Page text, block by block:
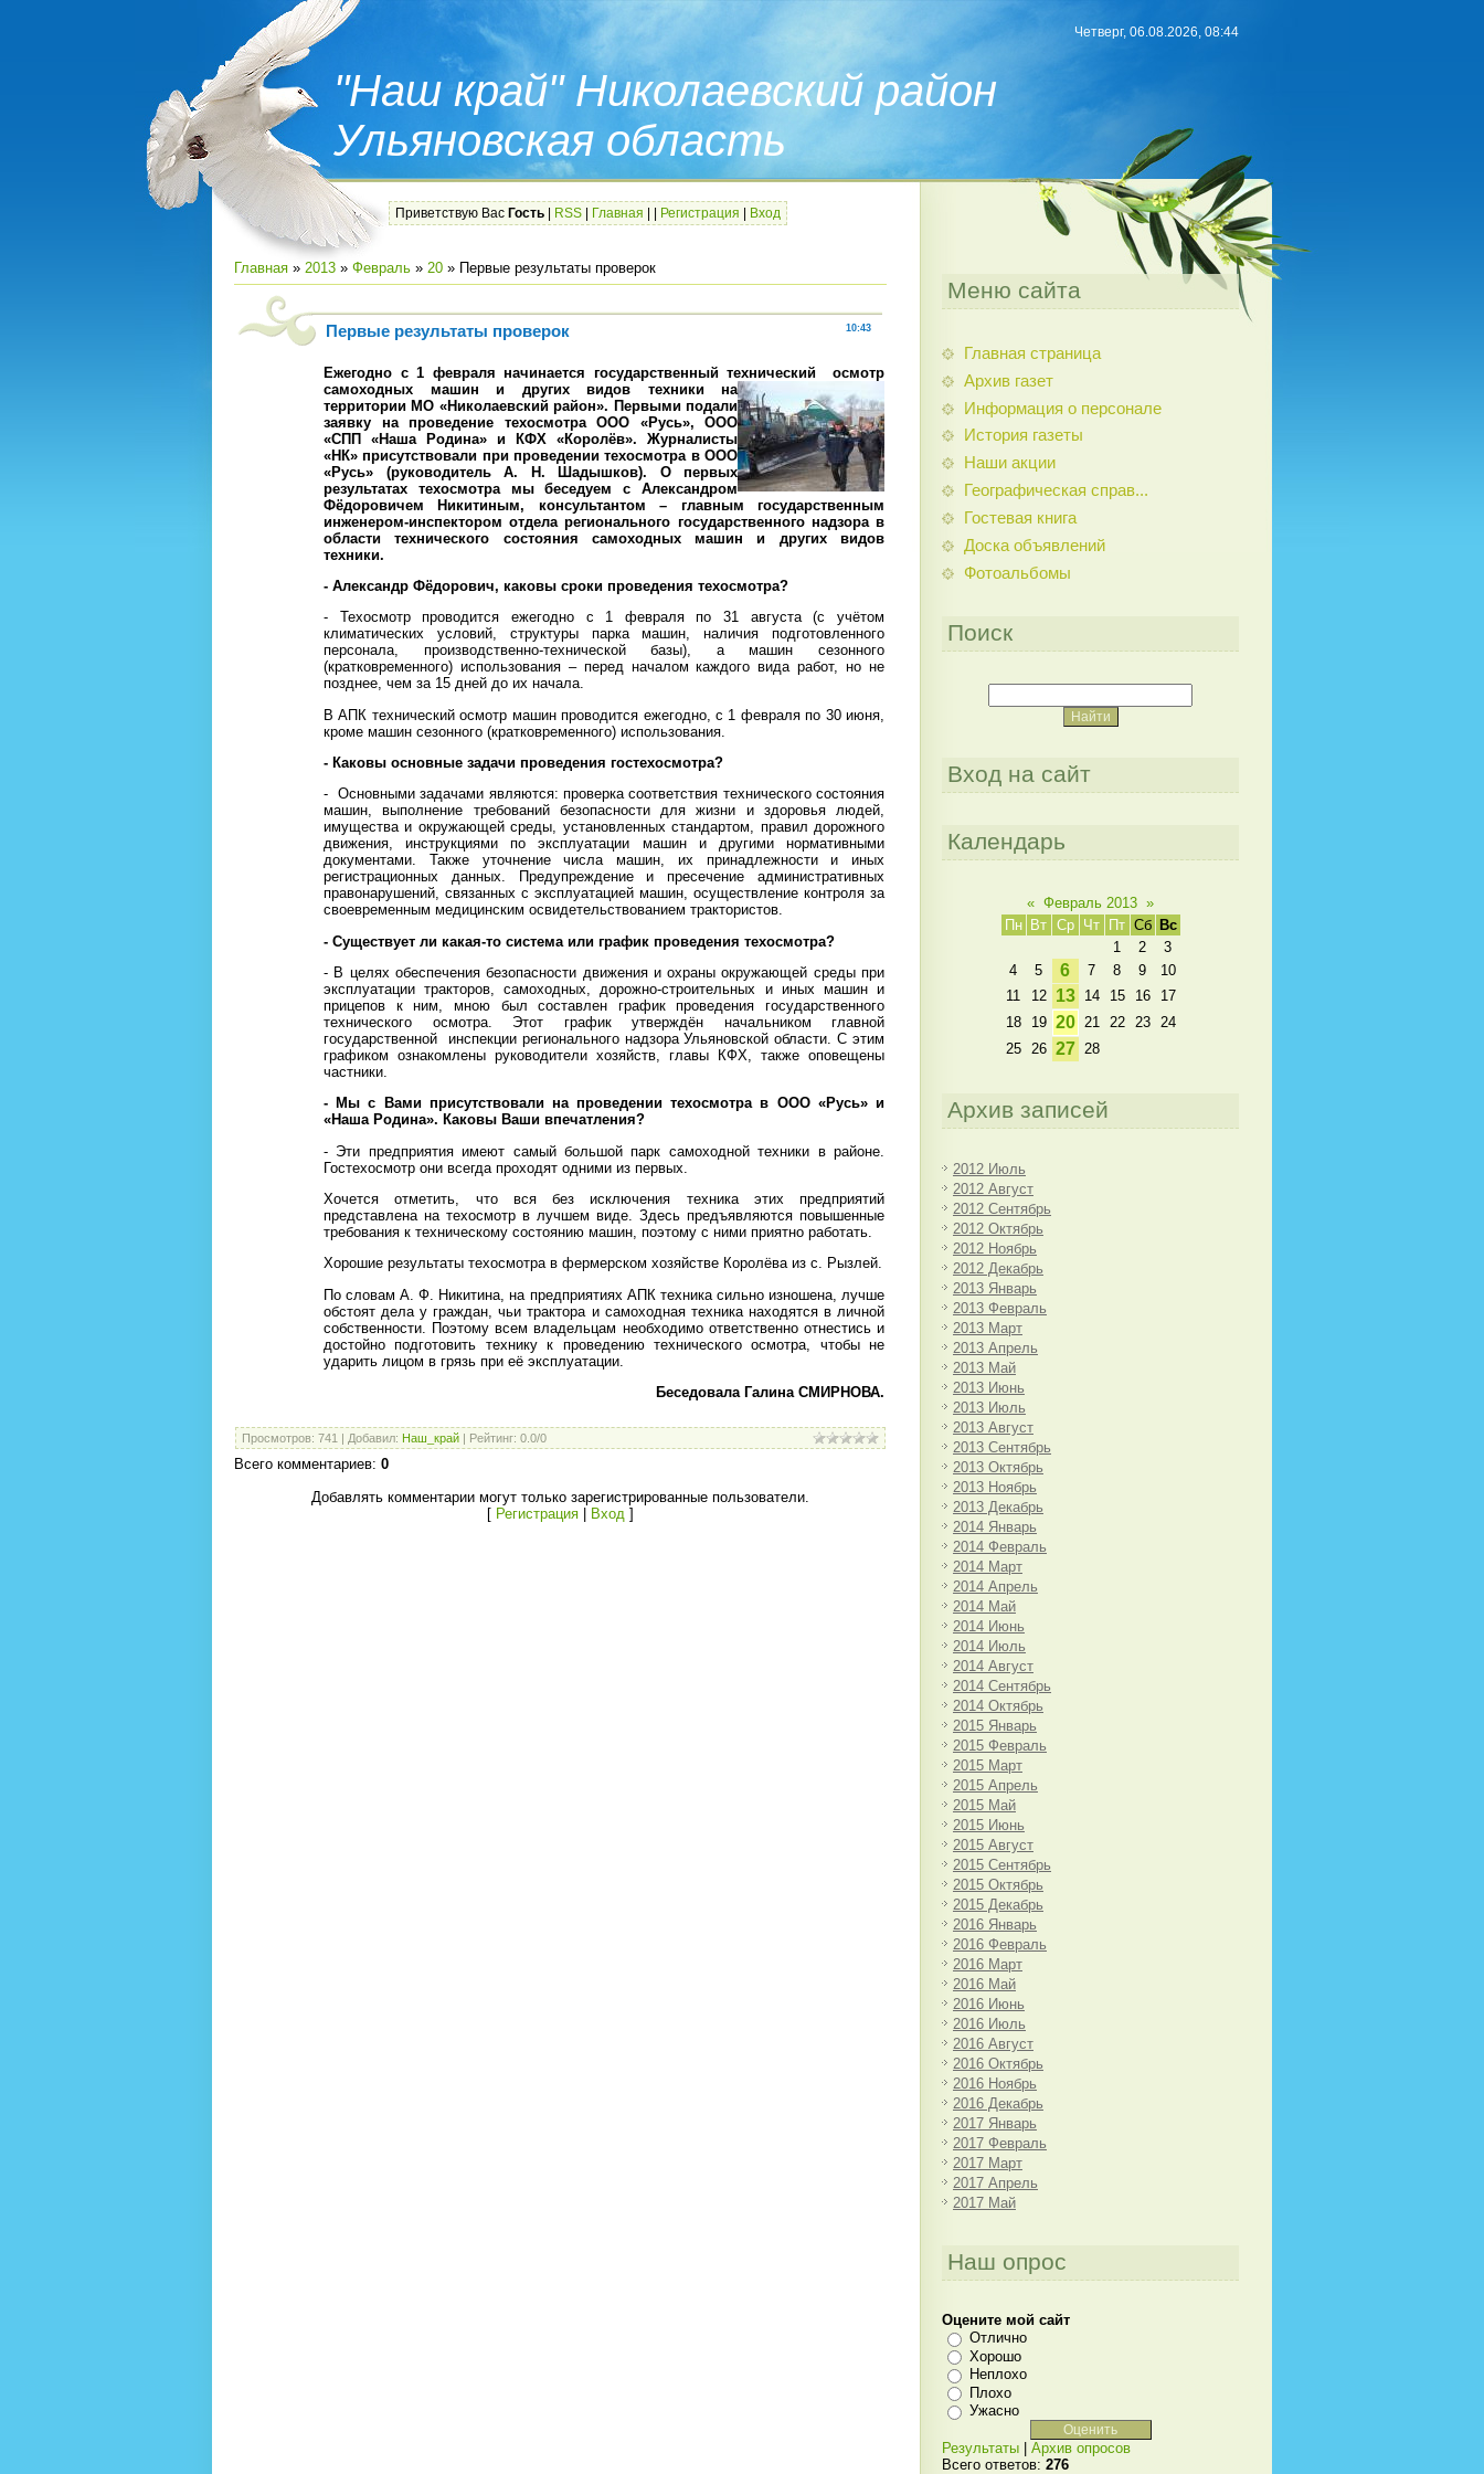
"Наш край" Николаевский район
Ульяновская область
Четверг, 06.08.2026, 08:44
Приветствую Вас Гость RSS Главная Регистрация Вход
Главная » 2013 » Февраль » 20 » Первые результаты проверок
10:43
Первые результаты проверок
Ежегодно с 1 февраля начинается государственный технический
осмотр
самоходных машин и других видов техники на
территории МО «Николаевский район». Первыми подали
заявку на проведение техосмотра ООО «Русь», ООО
«СПП «Наша Родина» и КФХ «Королёв». Журналисты
«НК» присутствовали при проведении техосмотра в ООО
«Русь» (руководитель А. Н. Шадышков). О первых
результатах техосмотра мы беседуем с Александром
Фёдоровичем Никитиным, консультантом – главным государственным
инженером-инспектором отдела регионального государственного надзора в
области технического состояния самоходных машин и других видов
техники.
- Александр Фёдорович, каковы сроки проведения техосмотра?
- Техосмотр проводится ежегодно с 1 февраля по 31 августа (с учётом
климатических условий, структуры парка машин, наличия подготовленного
персонала, производственно-технической базы), а машин сезонного
(кратковременного) использования – перед началом каждого вида работ, но не
позднее, чем за 15 дней до их начала.
В АПК технический осмотр машин проводится ежегодно, с 1 февраля по 30 июня,
кроме машин сезонного (кратковременного) использования.
- Каковы основные задачи проведения гостехосмотра?
- Основными задачами являются: проверка соответствия технического состояния
машин, выполнение требований безопасности для жизни и здоровья людей,
имущества и окружающей среды, установленных стандартом, правил дорожного
движения, инструкциями по эксплуатации машин и другими нормативными
документами. Также уточнение числа машин, их принадлежности и иных
регистрационных данных. Предупреждение и пресечение административных
правонарушений, связанных с эксплуатацией машин, осуществление контроля за
своевременным медицинским освидетельствованием трактористов.
- Существует ли какая-то система или график проведения техосмотра?
- В целях обеспечения безопасности движения и охраны окружающей среды при
эксплуатации тракторов, самоходных, дорожно-строительных и иных машин и
прицепов к ним, мною был составлен график проведения государственного
технического осмотра. Этот график утверждён начальником главной
государственной
инспекции регионального надзора Ульяновской области. С этим
графиком ознакомлены руководители хозяйств, главы КФХ, также оповещены
частники.
- Мы с Вами присутствовали на проведении техосмотра в ООО «Русь» и
«Наша Родина». Каковы Ваши впечатления?
- Эти предприятия имеют самый большой парк самоходной техники в районе.
Гостехосмотр они всегда проходят одними из первых.
Хочется отметить, что вся без исключения техника этих предприятий
представлена на техосмотр в лучшем виде. Здесь предъявляются повышенные
требования к техническому состоянию машин, поэтому с ними приятно работать.
Хорошие результаты техосмотра в фермерском хозяйстве Королёва из с. Рызлей.
По словам А. Ф. Никитина, на предприятиях АПК техника сильно изношена, лучше
обстоят дела у граждан, чьи трактора и самоходная техника находятся в личной
собственности. Поэтому всем владельцам необходимо ответственно отнестись и
достойно подготовить технику к проведению технического осмотра, чтобы не
ударить лицом в грязь при её эксплуатации.
Беседовала Галина СМИРНОВА.
Просмотров: 741 Добавил: Наш_край Рейтинг: 0.0/0
Всего комментариев: 0
Добавлять комментарии могут только зарегистрированные пользователи.
[ Регистрация Вход ]
Меню сайта
Главная страница
Архив газет
Информация о персонале
История газеты
Наши акции
Географическая справ...
Гостевая книга
Доска объявлений
Фотоальбомы
Поиск
Вход на сайт
Календарь
« Февраль 2013 »
Пн
Вт Ср Чт Пт Сб
Вс
1
2
3
4
5 6 7 8 9
10
11
12 13 14 15 16
17
18
19 20 21 22 23
24
25
26 27 28
Архив записей
2012 Июль
2012 Август
2012 Сентябрь
2012 Октябрь
2012 Ноябрь
2012 Декабрь
2013 Январь
2013 Февраль
2013 Март
2013 Апрель
2013 Май
2013 Июнь
2013 Июль
2013 Август
2013 Сентябрь
2013 Октябрь
2013 Ноябрь
2013 Декабрь
2014 Январь
2014 Февраль
2014 Март
2014 Апрель
2014 Май
2014 Июнь
2014 Июль
2014 Август
2014 Сентябрь
2014 Октябрь
2015 Январь
2015 Февраль
2015 Март
2015 Апрель
2015 Май
2015 Июнь
2015 Август
2015 Сентябрь
2015 Октябрь
2015 Декабрь
2016 Январь
2016 Февраль
2016 Март
2016 Май
2016 Июнь
2016 Июль
2016 Август
2016 Октябрь
2016 Ноябрь
2016 Декабрь
2017 Январь
2017 Февраль
2017 Март
2017 Апрель
2017 Май
Наш опрос
Оцените мой сайт
Отлично
Хорошо
Неплохо
Плохо
Ужасно
Результаты
Архив опросов
Всего ответов: 276